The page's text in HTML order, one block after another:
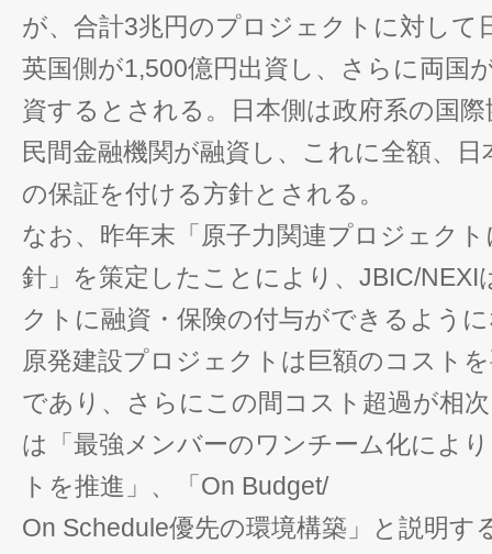
が、合計3兆円のプロジェクトに対して
英国側が1,500億円出資し、さらに両国
資するとされる。日本側は政府系の国
民間金融機関が融資し、これに全額、日
の保証を付ける方針とされる。
なお、昨年末「原子力関連プロジェク
針」を策定したことにより、JBIC/NEXI
クトに融資・保険の付与ができるよう
原発建設プロジェクトは巨額のコスト
であり、さらにこの間コスト超過が相
は「最強メンバーのワンチーム化によ
トを推進」、「On Budget/
On Schedule優先の環境構築」と説明す